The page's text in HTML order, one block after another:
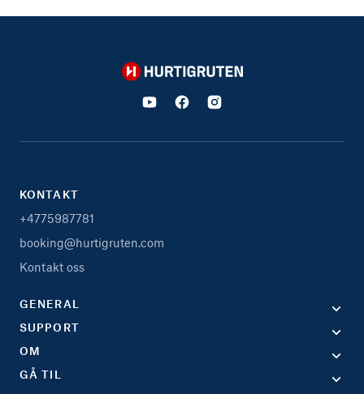
Hurtigruten
KONTAKT
+4775987781
booking@hurtigruten.com
Kontakt oss
GENERAL
SUPPORT
OM
GÅ TIL